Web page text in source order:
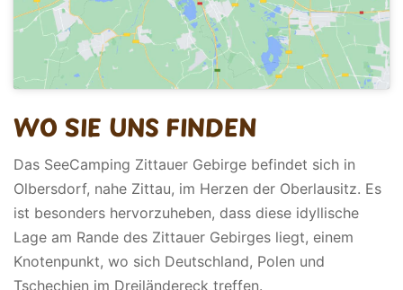
WO SIE UNS FINDEN
Das SeeCamping Zittauer Gebirge befindet sich in
Olbersdorf, nahe Zittau, im Herzen der Oberlausitz. Es
ist besonders hervorzuheben, dass diese idyllische
Lage am Rande des Zittauer Gebirges liegt, einem
Knotenpunkt, wo sich Deutschland, Polen und
Tschechien im Dreiländereck treffen.